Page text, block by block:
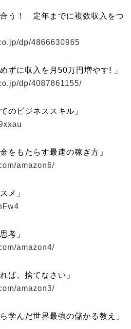
う！ 定年までに複数収入をつ
dp/4866630965
ずに収入を月50万円増やす! 」
dp/4087861155/
のビジネススキル」
をもたらす最速の稼ぎ方」
amazon6/
メ」
考」
amazon4/
ば、捨てなさい」
amazon3/
学んだ世界最強の儲かる教え」